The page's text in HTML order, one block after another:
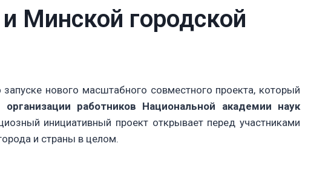
Минской городской
нового масштабного совместного проекта, который
работников Национальной академии наук
инициативный проект открывает перед участниками
и страны в целом.